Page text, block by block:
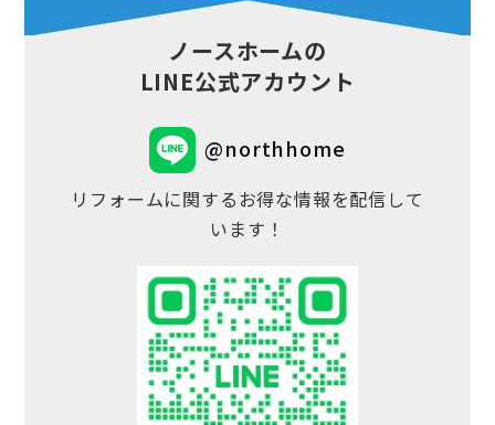
ノースホームの
LINE公式アカウント
@northhome
リフォームに関するお得な情報を配信して
います！